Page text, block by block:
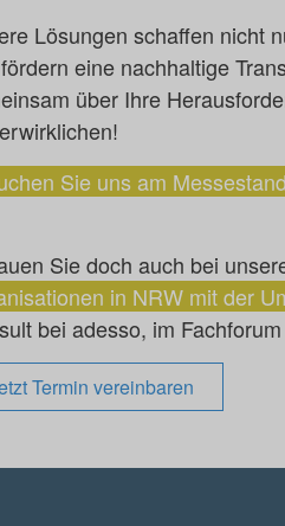
Lösungen schaffen nicht
eine nachhaltige
über Ihre
Sie uns am
Sie doch auch bei
in NRW mit der
bei adesso, im
Termin vereinbaren